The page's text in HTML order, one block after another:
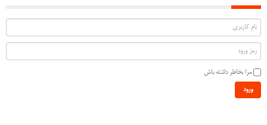
مرا بخاطر داشته باش
ورود